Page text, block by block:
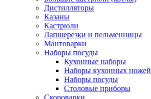
Дистилляторы
Казаны
Кастрюли
Лапшерезки и пельменницы
Мантоварки
Наборы посуды
Кухонные наборы
Наборы кухонных ножей
Наборы посуды
Столовые приборы